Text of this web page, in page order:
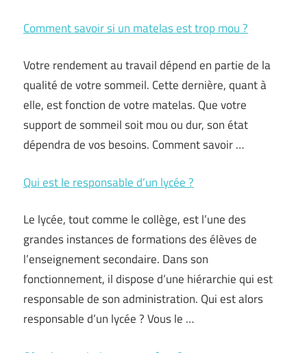
Comment savoir si un matelas est trop mou ?
Votre rendement au travail dépend en partie de la
qualité de votre sommeil. Cette dernière, quant à
elle, est fonction de votre matelas. Que votre
support de sommeil soit mou ou dur, son état
dépendra de vos besoins. Comment savoir …
Qui est le responsable d’un lycée ?
Le lycée, tout comme le collège, est l’une des
grandes instances de formations des élèves de
l’enseignement secondaire. Dans son
fonctionnement, il dispose d’une hiérarchie qui est
responsable de son administration. Qui est alors
responsable d’un lycée ? Vous le …